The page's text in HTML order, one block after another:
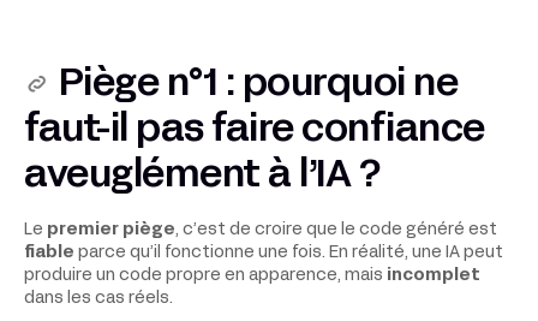
Piège n°1 : pourquoi ne
faut-il pas faire confiance
aveuglément à l’IA ?
Le premier piège, c’est de croire que le code généré est
fiable parce qu’il fonctionne une fois. En réalité, une IA peut
produire un code propre en apparence, mais incomplet
dans les cas réels.